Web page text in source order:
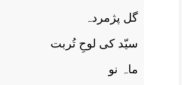
گل پژمردہ
سیّد کی لوحِ تُربت
ماہ نو